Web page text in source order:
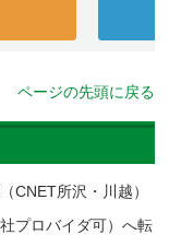
ページの先頭に戻る
CNET所沢・川越）
プロバイダ可）へ転